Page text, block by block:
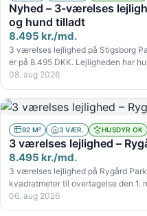
Nyhed – 3-værelses
og hund tilladt
8.495 kr./md.
3 værelses lejlighed på Stigsborg
er på 8.495 DKK. Lejligheden har
08. aug 2026
92 M² 3 VÆR. HUSDYR OK
3 værelses lejlighed –
8.495 kr./md.
3 værelses lejlighed på Rygård
kvadratmeter til overtagelse den 1.
06. aug 2026